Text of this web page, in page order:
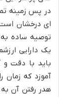
در پس زمینه
ای درخشان است
توصیه ساده به
یک دارایی
باید با دقت و
آموزد که زمان
هدر رفتن آن به